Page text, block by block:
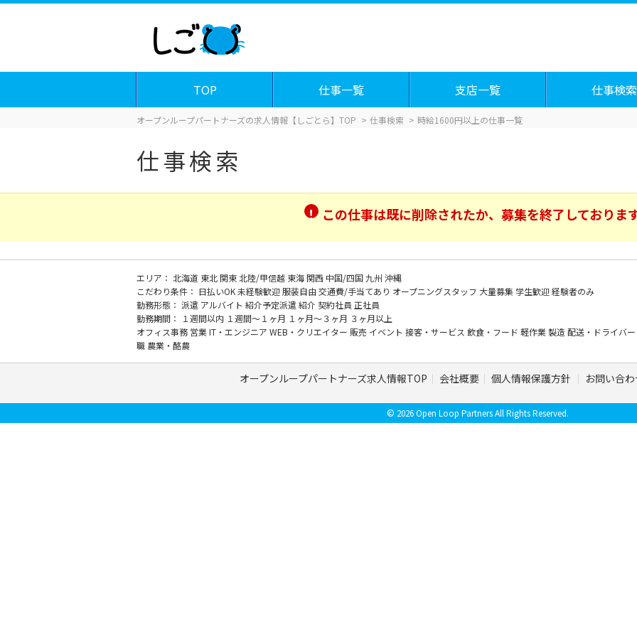
TOP 仕事一覧 支店一覧 仕事検索
オープンループパートナーズの求人情報【しごとら】TOP 仕事検索 時給1600円以上の仕事一覧
仕事検索
この仕事は既に削除されたか、募集を終了しております
エリア： 北海道 東北関東北陸/甲信越 東海関西 中国/四国九州 沖縄
こだわり条件： 日払いOK未経験歓迎服装自由交通費/手当てあり オープニングスタッフ 大量募集 学生歓迎経験者のみ
勤務形態： 派遣 アルバイト 紹介予定派遣紹介 契約社員 正社員
勤務期間：
１週間以内 １週間～１ヶ月 １ヶ月～３ヶ月 ３ヶ月以上
オフィス事務 営業IT・エンジニア WEB・クリエイター 販売 イベント 接客・サービス 飲食・フード 軽作業製造配送・ドライバー
職 農業・酪農
オープンループパートナーズ求人情報TOP 会社概要 個人情報保護方針 お問い合わ
© 2026 Open Loop Partners All Rights Reserved.